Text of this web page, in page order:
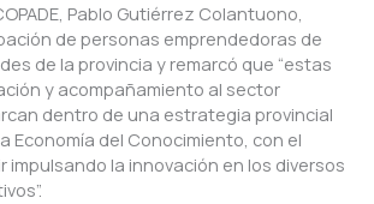
Pablo Gutiérrez Colantuono,
de personas emprendedoras de
de la provincia y remarcó que “estas
y acompañamiento al sector
dentro de una estrategia provincial
Economía del Conocimiento, con el
impulsando la innovación en los diversos